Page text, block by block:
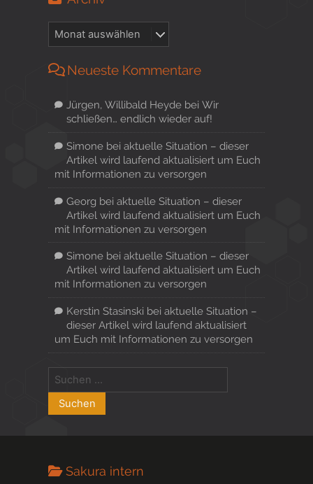
Neueste Kommentare
Jürgen, Willibald Heydebei Wir
schließen… endlich wieder auf!
Simonebei aktuelle Situation – dieser
Artikel wird laufend aktualisiert um Euch
mit Informationen zu versorgen
Georg bei aktuelle Situation – dieser
Artikel wird laufend aktualisiert um Euch
mit Informationen zu versorgen
Simonebei aktuelle Situation – dieser
Artikel wird laufend aktualisiert um Euch
mit Informationen zu versorgen
Kerstin Stasinski bei aktuelle Situation –
dieser Artikel wird laufend aktualisiert
um Euch mit Informationen zu versorgen
Sakura intern